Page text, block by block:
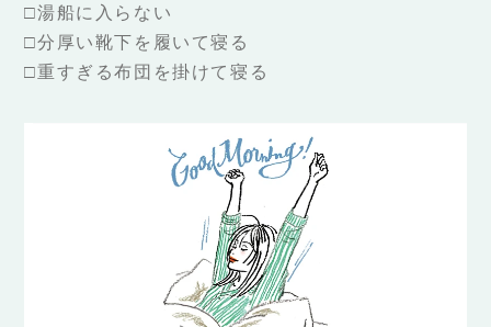
□湯船に入らない
□分厚い靴下を履いて寝る
□重すぎる布団を掛けて寝る